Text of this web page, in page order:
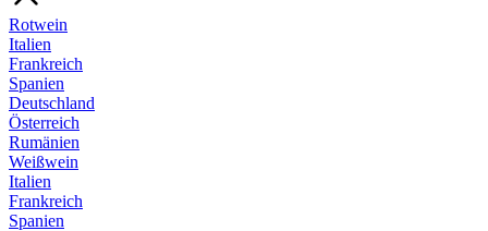
Rotwein
Italien
Frankreich
Spanien
Deutschland
Österreich
Rumänien
Weißwein
Italien
Frankreich
Spanien